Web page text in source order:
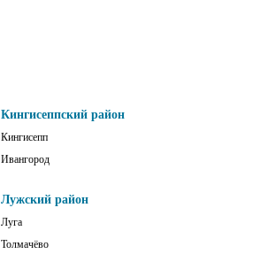
Кингисеппский район
Кингисепп
Ивангород
Лужский район
Луга
Толмачёво